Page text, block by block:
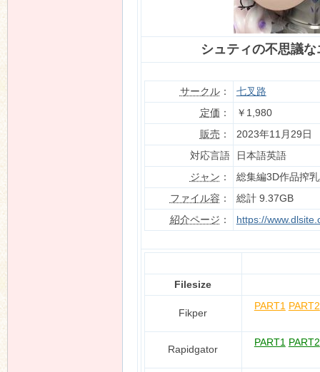
シュティの不思議
サークル：
七叉路
定価 ：
￥1,980
販売 ：
2023年11月29日
対応言語
日本語英語
ジャン ：
総集編3D作品搾
ファイル容 ：
総計 9.37GB
紹介ページ ： https://
Filesize
Fikper
PART1 PART2
Rapidgator
PART1 PART2